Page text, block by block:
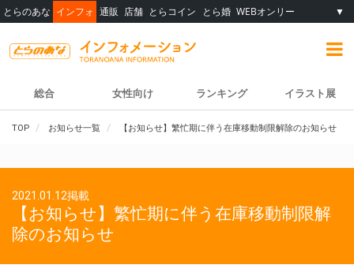
とらのあな インフォ 通販 店舗 とらコイン とら婚 WEBオンリー ▼
総合 女性向け ランキング イラスト展
TOP お知らせ一覧 【お知らせ】繁忙期に伴う在庫移動制限解除のお知らせ
2021.01.12掲載
【お知らせ】繁忙期に伴う在庫移動制限解
除のお知らせ